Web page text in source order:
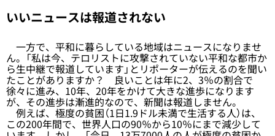
いいニュースは報道されない
一方で、平和に暮らしている地域はニュースになりませ
ん。「私は今、テロリストに攻撃されていない平和な都市か
ら生中継で報道しています」とリポーターが伝えるのを聞い
たことがありますか？ 良いことは年に2、3％の割合で
徐々に進み、10年、20年をかけて大きな進歩になります
が、その進歩は漸進的なので、新聞は報道しません。
例えば、極度の貧困（1日1.9ドル未満で生活する人）は、
この200年間で、世界人口の90％から10％にまで減少して